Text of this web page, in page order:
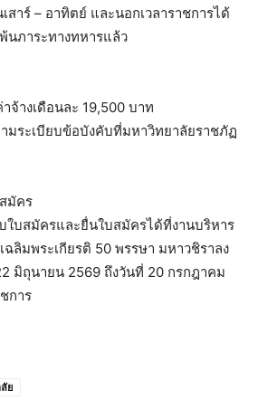
สาร์ – อาทิตย์ และนอกเวลาราชการได้
นภาระทางทหารแล้ว
างเดือนละ 19,500 บาท
มระเบียบข้อบังคับที่มหาวิทยาลัยราชภัฏ
มัคร
ใบสมัครและยื่นใบสมัครได้ที่งานบริหาร
ลิมพระเกียรติ 50 พรรษา มหาวชิราลง
มิถุนายน 2569 ถึงวันที่ 20 กรกฎาคม
การ
ย